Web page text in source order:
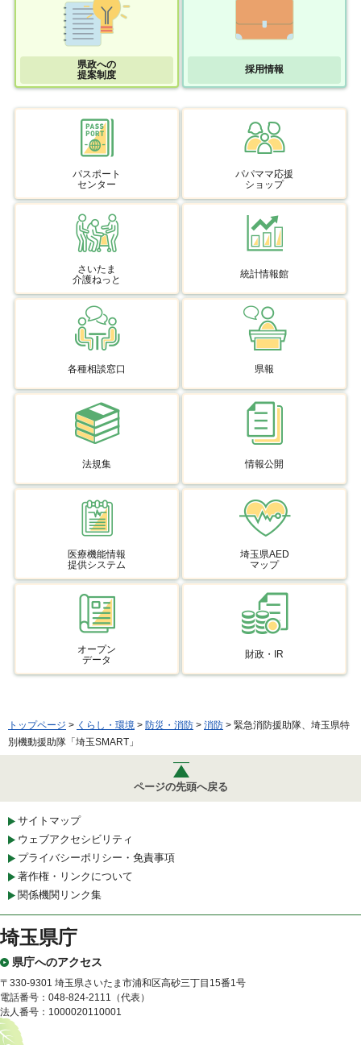
県政への
提案制度
採用情報
パスポート
センター
パパママ応援
ショップ
さいたま
介護ねっと
統計情報館
各種相談窓口 県報
法規集 情報公開
医療機能情報
提供システム
埼玉県AED
マップ
オープン
データ
財政・IR
トップページ > くらし・環境 > 防災・消防 > 消防 > 緊急消防援助隊、埼玉県特
別機動援助隊「埼玉SMART」
ページの先頭へ戻る
サイトマップ
ウェブアクセシビリティ
プライバシーポリシー・免責事項
著作権・リンクについて
関係機関リンク集
埼玉県庁
県庁へのアクセス
〒330-9301 埼玉県さいたま市浦和区高砂三丁目15番1号
電話番号：048-824-2111（代表）
法人番号：1000020110001